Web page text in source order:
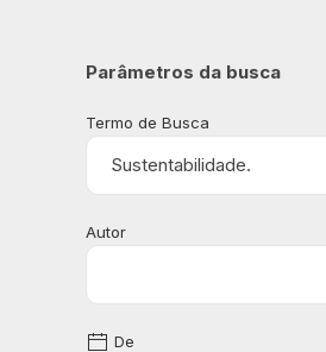
Parâmetros da busca
Termo de Busca
Autor
De